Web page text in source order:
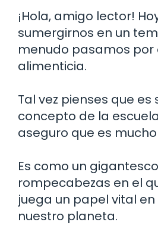
¡Hola, amigo lector!
sumergirnos en un
menudo pasamos por
alimenticia.
Tal vez pienses que es
concepto de la
aseguro que es
Es como un gigantesco
rompecabezas en el
juega un papel vital
nuestro planeta.